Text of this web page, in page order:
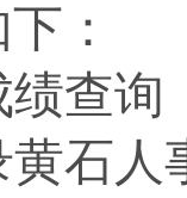
：
查询
石人